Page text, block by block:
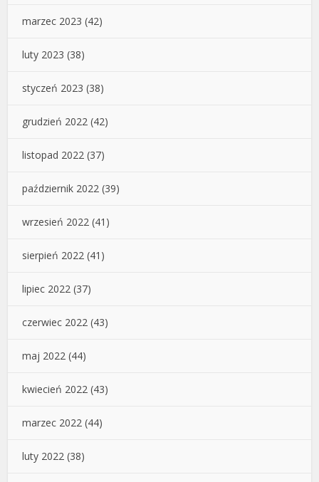
marzec 2023 (42)
luty 2023 (38)
styczeń 2023 (38)
grudzień 2022 (42)
listopad 2022 (37)
październik 2022 (39)
wrzesień 2022 (41)
sierpień 2022 (41)
lipiec 2022 (37)
czerwiec 2022 (43)
maj 2022 (44)
kwiecień 2022 (43)
marzec 2022 (44)
luty 2022 (38)